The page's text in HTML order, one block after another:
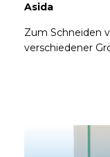
Asida
Zum Schneiden
verschiedener